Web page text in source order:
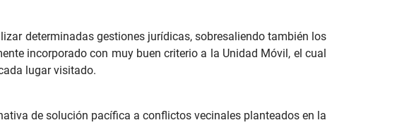
determinadas gestiones jurídicas, sobresaliendo también los
incorporado con muy buen criterio a la Unidad Móvil, el cual
lugar visitado.
de solución pacífica a conflictos vecinales planteados en la